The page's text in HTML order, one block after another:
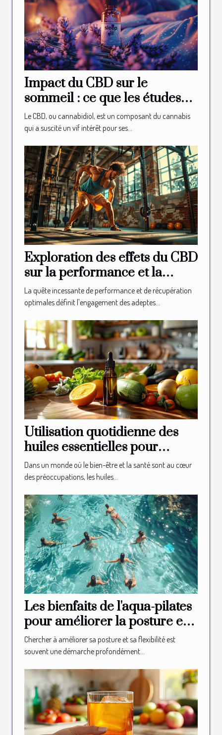
Impact du CBD sur le
sommeil : ce que les études
révèlent
Le CBD, ou cannabidiol, est un composant du cannabis
qui a suscité un vif intérêt pour ses...
Exploration des effets du CBD
sur la performance et la
récupération en CrossFit
La quête incessante de performance et de récupération
optimales définit l'engagement des adeptes...
Utilisation quotidienne des
huiles essentielles pour
optimiser la perte de poids
Dans un monde où le bien-être et la santé sont au cœur
des préoccupations, les huiles...
Les bienfaits de l'aqua-pilates
pour améliorer la posture et
la flexibilité
Chercher à améliorer sa posture et sa flexibilité est
souvent une démarche profondément...